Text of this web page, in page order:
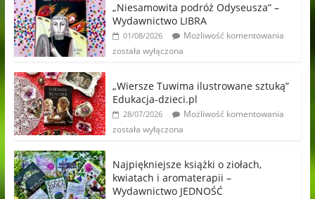
„Niesamowita podróż Odyseusza” –
Wydawnictwo LIBRA
01/08/2026
Możliwość komentowania
została wyłączona
„Wiersze Tuwima ilustrowane sztuką”
Edukacja-dzieci.pl
28/07/2026
Możliwość komentowania
została wyłączona
Najpiękniejsze książki o ziołach,
kwiatach i aromaterapii –
Wydawnictwo JEDNOŚĆ